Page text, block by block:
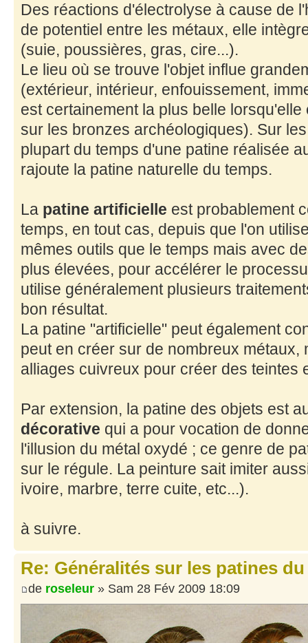
Des réactions d'électrolyse à cause de
de potentiel entre les métaux, elle
(suie, poussières, gras, cire...).
Le lieu où se trouve l'objet influe
(extérieur, intérieur, enfouissement,
est certainement la plus belle
sur les bronzes archéologiques). Sur
plupart du temps d'une patine réalisée
rajoute la patine naturelle du temps.
La patine artificielle est probablement
temps, en tout cas, depuis que l'on
mêmes outils que le temps mais avec
plus élevées, pour accélérer le
utilise généralement plusieurs
bon résultat.
La patine "artificielle" peut également
peut en créer sur de nombreux métaux,
alliages cuivreux pour créer des teintes
Par extension, la patine des objets est
décorative qui a pour vocation de
l'illusion du métal oxydé ; ce genre de
sur le régule. La peinture sait imiter
ivoire, marbre, terre cuite, etc...).
à suivre.
Re: Généralités sur les patines
de roseleur » Sam 28 Fév 2009 18:09